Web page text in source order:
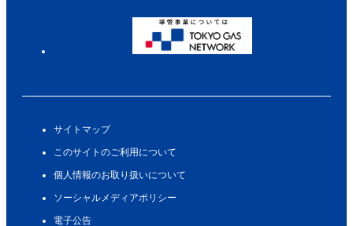
サイトマップ
このサイトのご利用について
個人情報のお取り扱いについて
ソーシャルメディアポリシー
電子公告